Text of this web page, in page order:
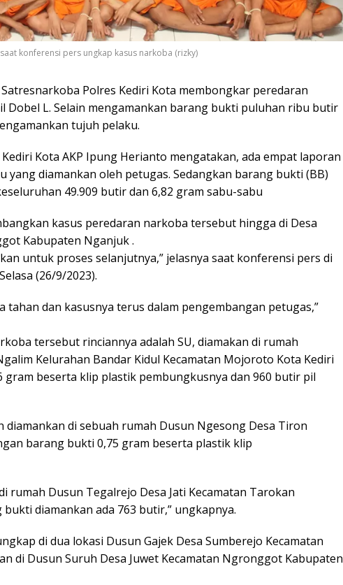
konferensi pers ungkap kasus narkoba (rizky)
Polres Kediri Kota membongkar peredaran
Dobel L. Selain mengamankan barang bukti puluhan ribu butir
tujuh pelaku.
Kota AKP Ipung Herianto mengatakan, ada empat laporan
yang diamankan oleh petugas. Sedangkan barang bukti (BB)
49.909 butir dan 6,82 gram sabu-sabu
kasus peredaran narkoba tersebut hingga di Desa
Kabupaten Nganjuk .
untuk proses selanjutnya,” jelasnya saat konferensi pers di
(26/9/2023).
tahan dan kasusnya terus dalam pengembangan petugas,”
tersebut rinciannya adalah SU, diamakan di rumah
Kelurahan Bandar Kidul Kecamatan Mojoroto Kota Kediri
gram beserta klip plastik pembungkusnya dan 960 butir pil
diamankan di sebuah rumah Dusun Ngesong Desa Tiron
barang bukti 0,75 gram beserta plastik klip
rumah Dusun Tegalrejo Desa Jati Kecamatan Tarokan
diamankan ada 763 butir,” ungkapnya.
di dua lokasi Dusun Gajek Desa Sumberejo Kecamatan
di Dusun Suruh Desa Juwet Kecamatan Ngronggot Kabupaten